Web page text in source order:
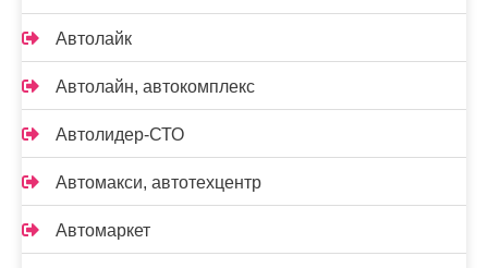
Автолайк
Автолайн, автокомплекс
Автолидер-СТО
Автомакси, автотехцентр
Автомаркет